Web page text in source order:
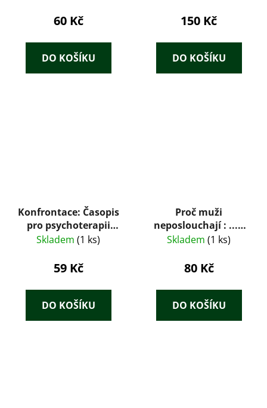
60 Kč
DO KOŠÍKU
150 Kč
DO KOŠÍKU
Konfrontace: Časopis
pro psychoterapii
4/1996 (číslo 26)
Skladem (1 ks)
59 Kč
DO KOŠÍKU
Proč muži
neposlouchají : ...a
nedokážou dělat více
ženy měly vědět o
Skladem (1 ks)
80 Kč
DO KOŠÍKU